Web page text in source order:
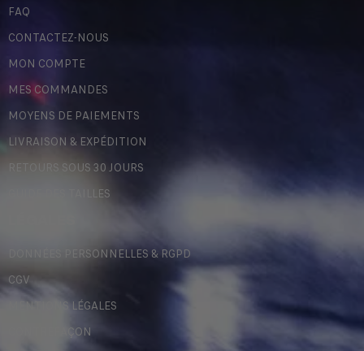
FAQ
CONTACTEZ-NOUS
MON COMPTE
MES COMMANDES
MOYENS DE PAIEMENTS
LIVRAISON & EXPÉDITION
RETOURS SOUS 30 JOURS
GUIDE DES TAILLES
DONNÉES PERSONNELLES & RGPD
CGV
MENTIONS LÉGALES
CONTREFAÇON